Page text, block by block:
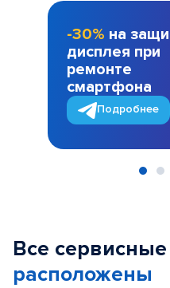
-30% на
дисплея при
ремонте
смартфона
Подробнее
Все
расположены